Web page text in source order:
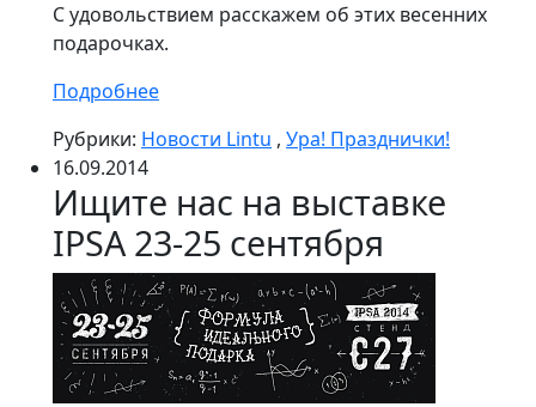
С удовольствием расскажем об этих весенних
подарочках.
Подробнее
Рубрики: Новости Lintu , Ура! Празднички!
16.09.2014
Ищите нас на выставке
IPSA 23-25 сентября